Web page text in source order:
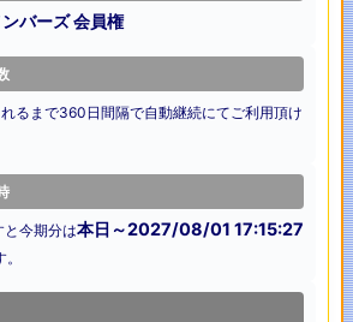
バーズ 会員権
れるまで360日間隔で自動継続にてご利用頂け
今期分は本日～2027/08/01 17:15:27